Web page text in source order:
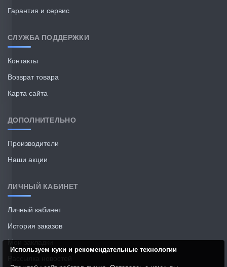
Дополняю еще-Сибирские морозы пережил
43,хотя в паспорте написано -25,подумывал
даже греющий кабель намотать но всё
нормуль,так что кто подумывает
1 2 3
Гарантия и сервис
СЛУЖБА ПОДДЕРЖКИ
Контакты
Возврат товара
Карта сайта
ДОПОЛНИТЕЛЬНО
Производители
Наши акции
ЛИЧНЫЙ КАБИНЕТ
Личный кабинет
История заказов
Мои закладки
Используем куки и рекомендательные технологии